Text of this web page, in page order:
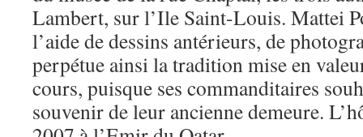
Lambert, sur l’Ile Saint-Louis. Mattei
l’aide de dessins antérieurs, de
perpétue ainsi la tradition mise en
cours, puisque ses commanditaires
souvenir de leur ancienne demeure.